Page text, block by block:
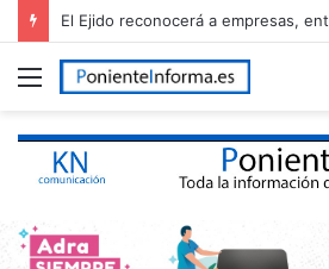
Menú